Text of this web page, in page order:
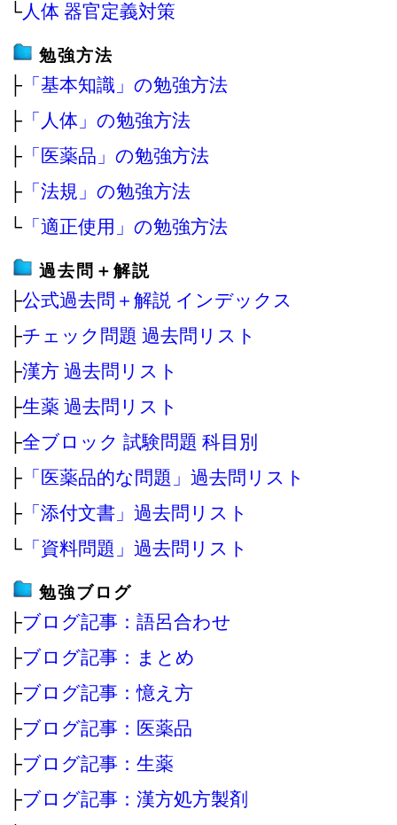
└人体 器官定義対策
勉強方法
├ 「基本知識」の勉強方法
├ 「人体」の勉強方法
├ 「医薬品」の勉強方法
├ 「法規」の勉強方法
└ 「適正使用」の勉強方法
過去問＋解説
├公式過去問＋解説 インデックス
├チェック問題 過去問リスト
├漢方 過去問リスト
├生薬 過去問リスト
├全ブロック 試験問題 科目別
├ 「医薬品的な問題」過去問リスト
├ 「添付文書」過去問リスト
└ 「資料問題」過去問リスト
勉強ブログ
├ブログ記事：語呂合わせ
├ブログ記事：まとめ
├ブログ記事：憶え方
├ブログ記事：医薬品
├ブログ記事：生薬
├ブログ記事：漢方処方製剤